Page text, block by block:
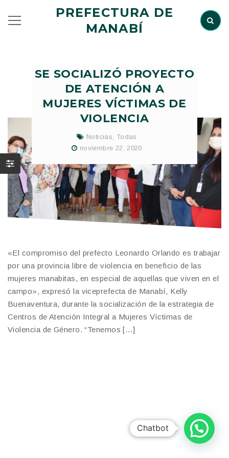
PREFECTURA DE
MANABÍ
SE SOCIALIZÓ PROYECTO
DE ATENCIÓN A
MUJERES VÍCTIMAS DE
VIOLENCIA
Noticias
Todas
noviembre 22, 2020
«El compromiso del prefecto Leonardo Orlando es trabajar
por una provincia libre de violencia en beneficio de las
mujeres manabitas, en especial de aquellas que viven en el
campo», expresó la viceprefecta de Manabí, Kelly
Buenaventura, durante la socialización de la estrategia de
Centros de Atención Integral a Mujeres Víctimas de
Violencia de Género. “Tenemos […]
Chatbot